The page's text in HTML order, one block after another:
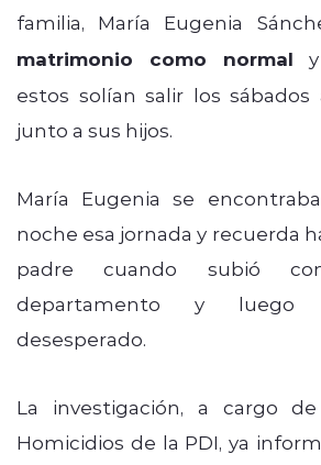
familia, María Eugenia
matrimonio como normal
estos solían salir los
junto a sus hijos.
María Eugenia se
noche esa jornada y recuerda
padre cuando subió
departamento y luego
desesperado.
La investigación, a cargo
Homicidios de la PDI, ya